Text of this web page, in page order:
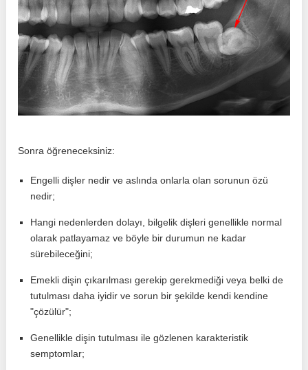
Sonra öğreneceksiniz:
Engelli dişler nedir ve aslında onlarla olan sorunun özü
nedir;
Hangi nedenlerden dolayı, bilgelik dişleri genellikle normal
olarak patlayamaz ve böyle bir durumun ne kadar
sürebileceğini;
Emekli dişin çıkarılması gerekip gerekmediği veya belki de
tutulması daha iyidir ve sorun bir şekilde kendi kendine
"çözülür";
Genellikle dişin tutulması ile gözlenen karakteristik
semptomlar;